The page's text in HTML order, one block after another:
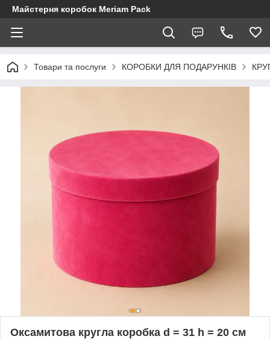
Майстерня коробок Meriam Pack
Товари та послуги КОРОБКИ ДЛЯ ПОДАРУНКІВ
Оксамитова кругла коробка d = 31 h = 20 см